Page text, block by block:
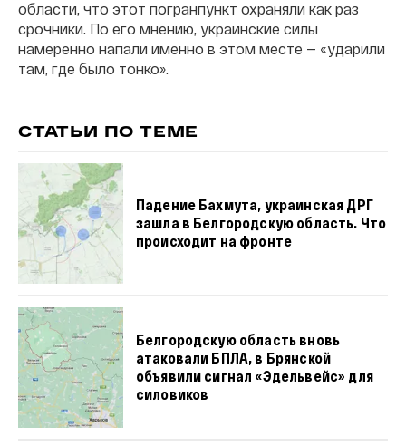
области, что этот погранпункт охраняли как раз
срочники. По его мнению, украинские силы
намеренно напали именно в этом месте — «ударили
там, где было тонко».
СТАТЬИ ПО ТЕМЕ
Падение Бахмута, украинская ДРГ
зашла в Белгородскую область. Что
происходит на фронте
Белгородскую область вновь
атаковали БПЛА, в Брянской
объявили сигнал «Эдельвейс» для
силовиков